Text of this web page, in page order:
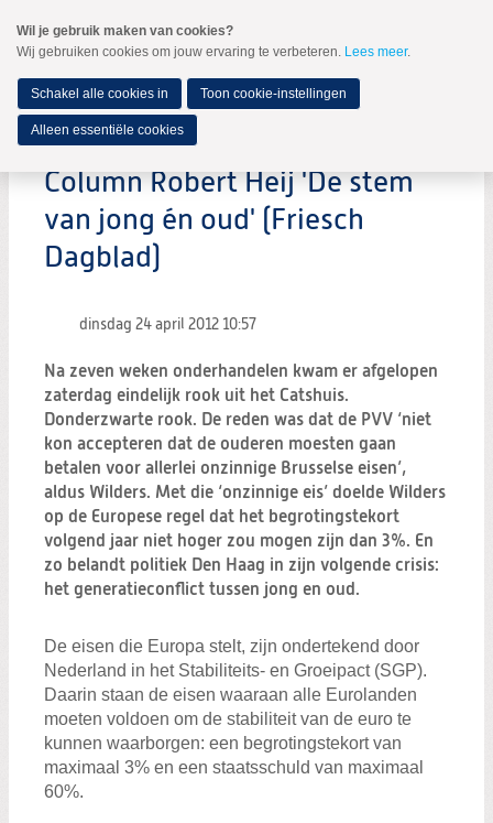
naar
Spring
de
inhoud
Spring
naar
hoofdmenu
MENU
Zoeken:
Zoeken
Column Robert Heij 'De stem
van jong én oud' (Friesch
Dagblad)
dinsdag 24 april 2012 10:57
Na zeven weken onderhandelen kwam er afgelopen
zaterdag eindelijk rook uit het Catshuis.
Donderzwarte rook. De reden was dat de PVV ‘niet
kon accepteren dat de ouderen moesten gaan
betalen voor allerlei onzinnige Brusselse eisen’,
aldus Wilders. Met die ‘onzinnige eis’ doelde Wilders
op de Europese regel dat het begrotingstekort
volgend jaar niet hoger zou mogen zijn dan 3%. En
zo belandt politiek Den Haag in zijn volgende crisis:
het generatieconflict tussen jong en oud.
De eisen die Europa stelt, zijn ondertekend door
Nederland in het Stabiliteits- en Groeipact (SGP).
Daarin staan de eisen waaraan alle Eurolanden
moeten voldoen om de stabiliteit van de euro te
kunnen waarborgen: een begrotingstekort van
maximaal 3% en een staatsschuld van maximaal
60%.
Wil je gebruik maken van cookies?
Wij gebruiken cookies om jouw ervaring te verbeteren. Lees meer.
Schakel alle cookies in Toon cookie-instellingen
Alleen essentiële cookies